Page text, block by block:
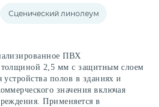
Сценический линолеум
ПВХ
2,5 мм с защитным слоем
полов в зданиях и
значения включая
Применяется в